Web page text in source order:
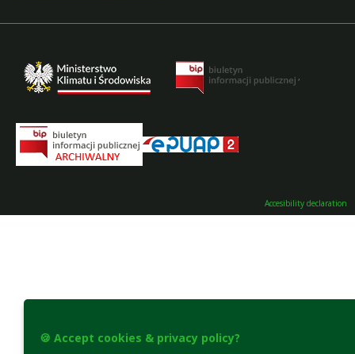
,
Accesibility declaration
🍪 Accept cookies & privacy policy?